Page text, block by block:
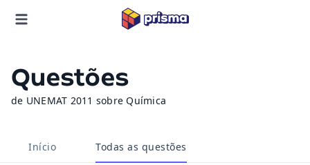
Questões
de UNEMAT 2011 sobre Química
Início Todas as questões